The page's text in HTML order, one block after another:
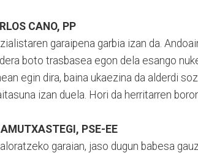
CANO, PP
garaipena garbia izan da.
boto trasbasea egon dela esango
egin dira, baina ukaezina da alderdi
izan duela. Hori da herritarren
PSE-EE
garaian, jaso dugun babesa